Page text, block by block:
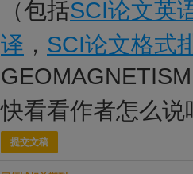
（包括SCI论文英
译 ， SCI论文格式
快看看作者怎么说
提交文稿